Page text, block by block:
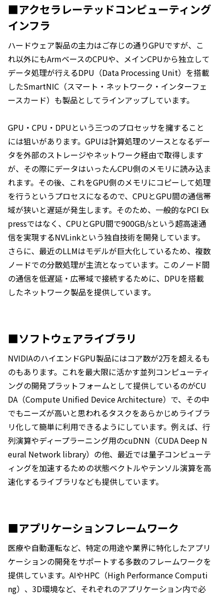
■アクセラレーテッドコンピューティング
インフラ
ハードウェア製品の主力はご存じの通りGPUですが、こ
れ以外にもArmベースのCPUや、メインCPUから独立して
データ処理が行えるDPU（Data Processing Unit）を搭載
したSmartNIC（スマート・ネットワーク・インターフェ
ースカード）も製品としてラインアップしています。
GPU・CPU・DPUという三つのプロセッサを擁すること
には狙いがあります。GPUは計算処理のソースとなるデー
タを外部のストレージやネットワーク経由で取得します
が、その際にデータはいったんCPU側のメモリに読み込ま
れます。その後、これをGPU側のメモリにコピーして処理
を行うというプロセスになるので、CPUとGPU間の通信帯
域が狭いと遅延が発生します。そのため、一般的なPCI Ex
pressではなく、CPUとGPU間で900GB/sという超高速通
信を実現するNVLinkという独自技術を開発しています。
さらに、最近のLLMはモデルが巨大化しているため、複数
ノードでの分散処理が主流となっています。このノード間
の通信を低遅延・広帯域で接続するために、DPUを搭載
したネットワーク製品を提供しています。
■ソフトウェアライブラリ
NVIDIAのハイエンドGPU製品にはコア数が2万を超えるも
のもあります。これを最大限に活かす並列コンピューティ
ングの開発プラットフォームとして提供しているのがCU
DA（Compute Unified Device Architecture）で、その中
でもニーズが高いと思われるタスクをあらかじめライブラ
リ化して簡単に利用できるようにしています。例えば、行
列演算やディープラーニング用のcuDNN（CUDA Deep N
eural Network library）の他、最近では量子コンピューテ
ィングを加速するための状態ベクトルやテンソル演算を高
速化するライブラリなども提供しています。
■アプリケーションフレームワーク
医療や自動運転など、特定の用途や業界に特化したアプリ
ケーションの開発をサポートする多数のフレームワークを
提供しています。AIやHPC（High Performance Computi
ng）、3D環境など、それぞれのアプリケーション内で必